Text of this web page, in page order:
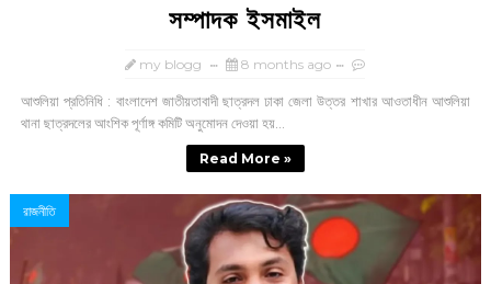
সম্পাদক ইসমাইল
my blogg 8 months ago
আশুলিয়া প্রতিনিধি : বাংলাদেশ জাতীয়তাবাদী ছাত্রদল ঢাকা জেলা উত্তর শাখার আওতাধীন আশুলিয়া
থানা ছাত্রদলের আংশিক পূর্ণাঙ্গ কমিটি অনুমোদন দেওয়া হয়...
Read More »
রাজনীতি